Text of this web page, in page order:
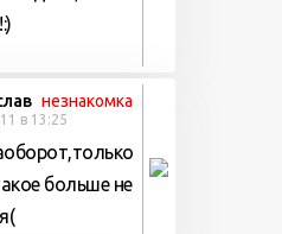
незнакомка
в 13:25
больше не